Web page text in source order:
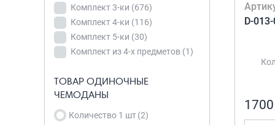
Детские
чемоданы (45)
ЧИСЛО КОЛЕС
2 колеса (17)
4 колеса (326)
колеса (86)
4 спаренных
колеса с
Комплект 3-ки (676)
Комплект 4-ки (116)
Комплект 5-ки (30)
Комплект из 4-х предметов (1)
ТОВАР ОДИНОЧНЫЕ
ЧЕМОДАНЫ
Количество 1 шт(2)
D-